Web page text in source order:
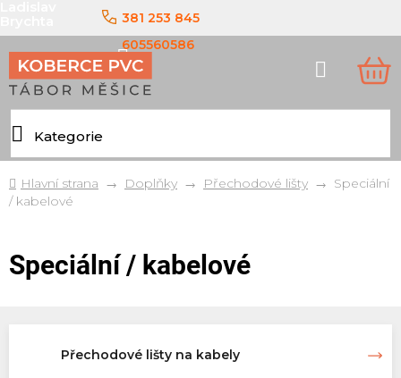
381 253 845
605560586
Hledat
Domů Doplňky Přechodové lišty
Speciální
/ kabelové
Speciální / kabelové
Přechodové lišty na kabely